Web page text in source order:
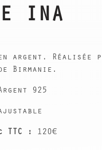
INA
argent. Réalisée
Birmanie.
925
TTC : 120€